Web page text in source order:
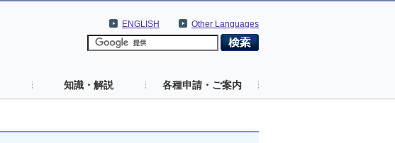
Other Languages
ENGLISH
知識・解説 各種申請・ご案内